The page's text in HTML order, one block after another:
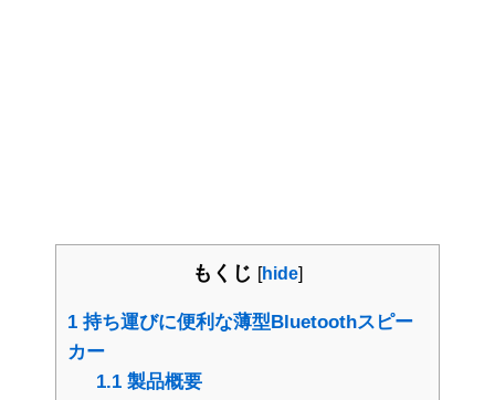
もくじ [hide]
1 持ち運びに便利な薄型Bluetoothスピー
カー
1.1製品概要